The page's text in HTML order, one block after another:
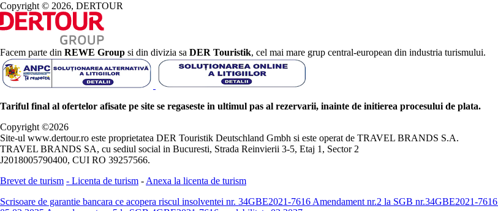
Copyright © 2026, DERTOUR
Facem parte din REWE Group si din divizia sa DER Touristik, cel mai mare grup central-european din industria turismului.
Tariful final al ofertelor afisate pe site se regaseste in ultimul pas al rezervarii, inainte de initierea procesului de plata.
Copyright ©2026
Site-ul www.dertour.ro este proprietatea DER Touristik Deutschland Gmbh si este operat de TRAVEL BRANDS S.A.
TRAVEL BRANDS SA, cu sediul social in Bucuresti, Strada Reinvierii 3-5, Etaj 1, Sector 2
J2018005790400, CUI RO 39257566.
Brevet de turism - Licenta de turism - Anexa la licenta de turism
Scrisoare de garantie bancara ce acopera riscul insolventei nr. 34GBE2021-7616 Amendament nr.2 la SGB nr.34GBE2021-7616